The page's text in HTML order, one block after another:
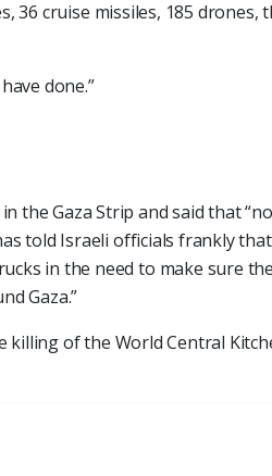
36 cruise missiles, 185 drones,
done.”
the Gaza Strip and said that
told Israeli officials frankly
in the need to make sure
Gaza.”
killing of the World Central